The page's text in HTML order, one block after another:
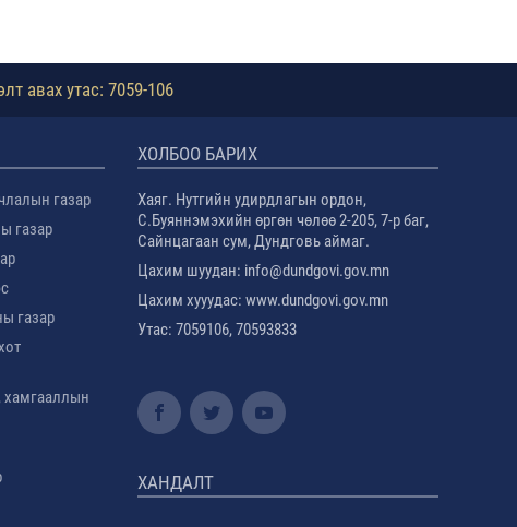
авах утас: 7059-106
газар
газар
газар
хамгааллын
ХОЛБОО БАРИХ
Хаяг. Нутгийн удирдлагын ордон,
С.Буяннэмэхийн өргөн чөлөө 2-205, 7-р баг,
Сайнцагаан сум, Дундговь аймаг.
Цахим шуудан: info@dundgovi.gov.mn
Цахим хууудас: www.dundgovi.gov.mn
Утас: 7059106, 70593833
ХАНДАЛТ